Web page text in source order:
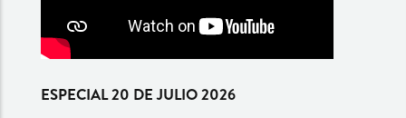
ESPECIAL 20 DE JULIO 2026